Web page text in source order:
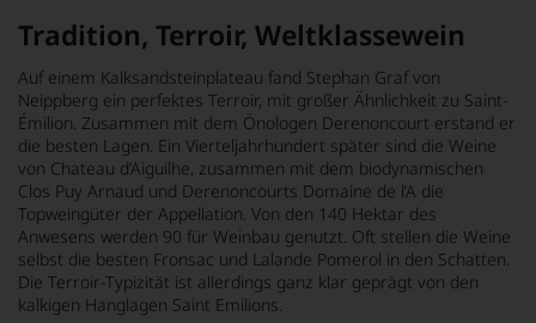
Tradition, Terroir, Weltklassewein
Auf einem Kalksandsteinplateau fand Stephan Graf von
Neippberg ein perfektes Terroir, mit großer Ähnlichkeit zu Saint-
Émilion. Zusammen mit dem Önologen Derenoncourt erstand er
die besten Lagen. Ein Vierteljahrhundert später sind die Weine
von Chateau d’Aiguilhe, zusammen mit dem biodynamischen
Clos Puy Arnaud und Derenoncourts Domaine de l’A die
Topweingüter der Appellation. Von den 140 Hektar des
Anwesens werden 90 für Weinbau genutzt. Oft stellen die Weine
selbst die besten Fronsac und Lalande Pomerol in den Schatten.
Die Terroir-Typizität ist allerdings ganz klar geprägt von den
kalkigen Hanglagen Saint Emilions.